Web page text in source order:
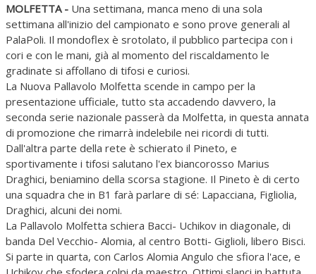
MOLFETTA - Una settimana, manca meno di una sola
settimana all'inizio del campionato e sono prove generali al
PalaPoli. Il mondoflex è srotolato, il pubblico partecipa con i
cori e con le mani, già al momento del riscaldamento le
gradinate si affollano di tifosi e curiosi.
La Nuova Pallavolo Molfetta scende in campo per la
presentazione ufficiale, tutto sta accadendo davvero, la
seconda serie nazionale passerà da Molfetta, in questa annata
di promozione che rimarrà indelebile nei ricordi di tutti.
Dall'altra parte della rete è schierato il Pineto, e
sportivamente i tifosi salutano l'ex biancorosso Marius
Draghici, beniamino della scorsa stagione. Il Pineto è di certo
una squadra che in B1 farà parlare di sé: Lapacciana, Figliolia,
Draghici, alcuni dei nomi.
La Pallavolo Molfetta schiera Bacci- Uchikov in diagonale, di
banda Del Vecchio- Alomia, al centro Botti- Giglioli, libero Bisci.
Si parte in quarta, con Carlos Alomia Angulo che sfiora l'ace, e